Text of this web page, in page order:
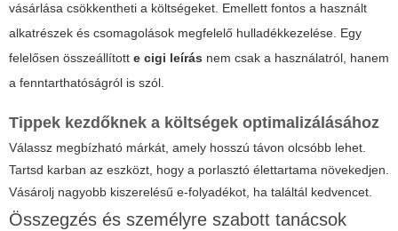
vásárlása csökkentheti a költségeket. Emellett fontos a használt
alkatrészek és csomagolások megfelelő hulladékkezelése. Egy
felelősen összeállított e cigi leírás nem csak a használatról, hanem
a fenntarthatóságról is szól.
Tippek kezdőknek a költségek optimalizálásához
Válassz megbízható márkát, amely hosszú távon olcsóbb lehet.
Tartsd karban az eszközt, hogy a porlasztó élettartama növekedjen.
Vásárolj nagyobb kiszerelésű e-folyadékot, ha találtál kedvencet.
Összegzés és személyre szabott tanácsok